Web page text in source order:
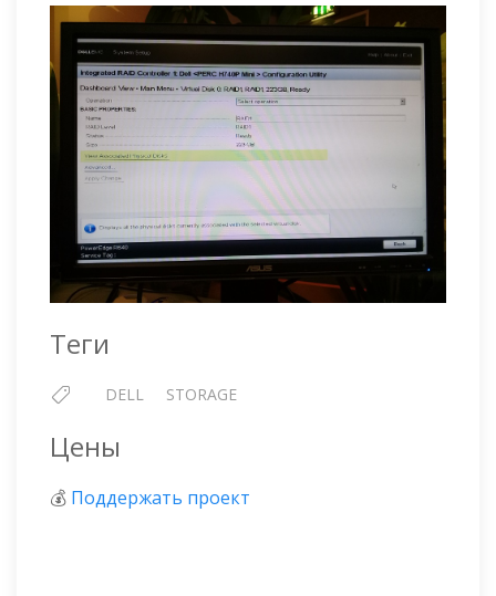
Теги
DELL STORAGE
Цены
💰 Поддержать проект